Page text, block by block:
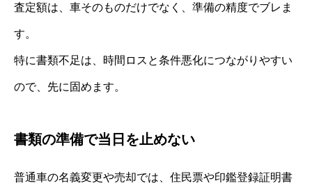
査定額は、車そのものだけでなく、準備の精度でブレま
す。
特に書類不足は、時間ロスと条件悪化につながりやすい
ので、先に固めます。
書類の準備で当日を止めない
普通車の名義変更や売却では、住民票や印鑑登録証明書